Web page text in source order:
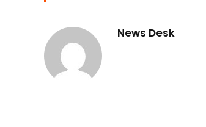
News Desk